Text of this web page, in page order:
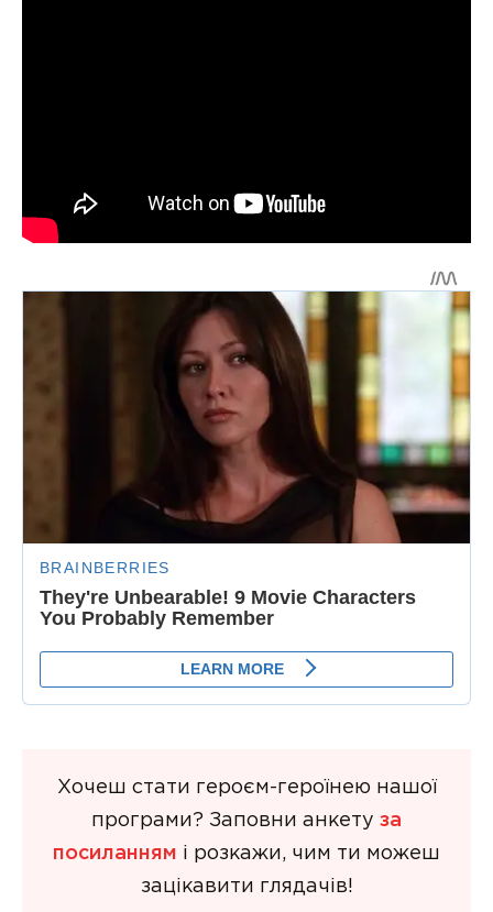
Хочеш стати героєм-героїнею нашої
програми? Заповни анкету за
посиланням і розкажи, чим ти можеш
зацікавити глядачів!